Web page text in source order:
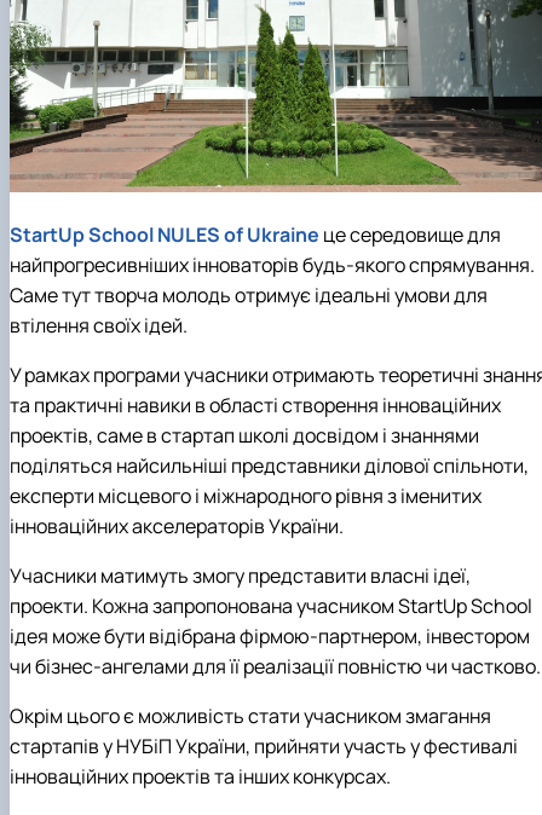
StartUp School NULES of Ukraine це середовище для
найпрогресивніших інноваторів будь-якого спрямування.
Саме тут творча молодь отримує ідеальні умови для
втілення своїх ідей.
У рамках програми учасники отримають теоретичні
та практичні навики в області створення інноваційних
проектів, саме в стартап школі досвідом і знаннями
поділяться найсильніші представники ділової спільноти,
експерти місцевого і міжнародного рівня з іменитих
інноваційних акселераторів України.
Учасники матимуть змогу представити власні ідеї,
проекти. Кожна запропонована учасником StartUp School
ідея може бути відібрана фірмою-партнером, інвестором
чи бізнес-ангелами для її реалізації повністю чи частково.
Окрім цього є можливість стати учасником змагання
стартапів у НУБіП України, прийняти участь у фестивалі
інноваційних проектів та інших конкурсах.